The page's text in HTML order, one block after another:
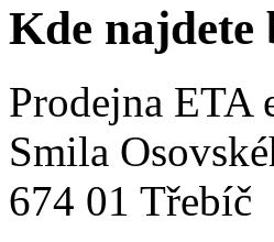
Kde najdete
Prodejna ETA
Smila
674 01 Třebíč